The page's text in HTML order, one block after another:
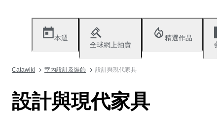
本週
全球網上拍賣
精選作品
Catawiki 室內設計及裝飾 設計與現代家具
設計與現代家具